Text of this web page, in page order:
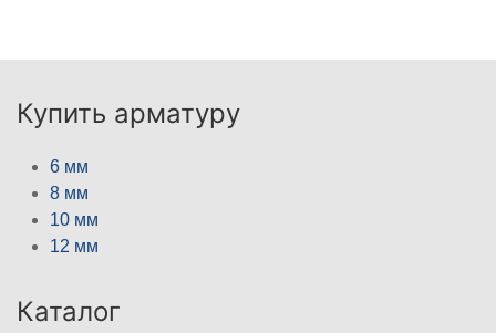
Купить арматуру
6 мм
8 мм
10 мм
12 мм
Каталог